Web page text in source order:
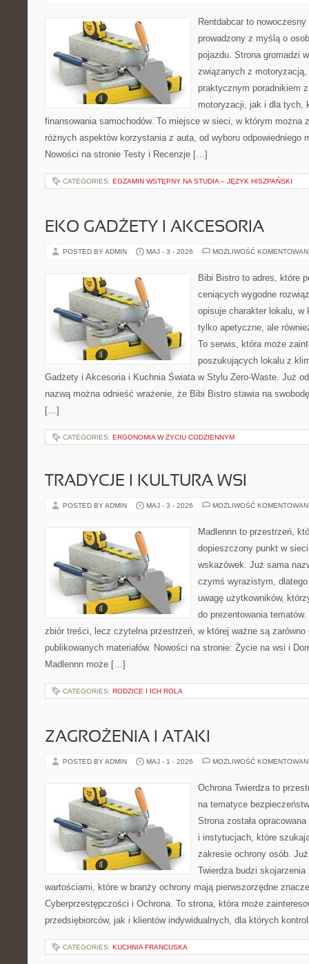
Rentdabcar to
prowadzony z myślą o
pojazdu. Strona gromadzi
związanych z
praktycznym poradnikiem
motoryzacji, jak i dla tych,
finansowania samochodów. To miejsce w sieci, w którym można
różnych aspektów korzystania z auta, od wyboru odpowiedniego
Nowości na stronie Testy i Recenzje […]
CATEGORIES: EGZAMIN WSTĘPNY NA STUDIA – JĘZYK HISZPAŃSKI
EKO GADŻETY I AKCESORIA
POSTED BY ADMIN MAJ - 3 - 2026 MOŻLIWOŚĆ
Bibi Bistro to adres, które
ceniących wygodne
opisuje charakter lokalu, w
tylko apetyczne, ale
To serwis, która może
poszukujących lokalu z
Gadżety i Akcesoria i Kuchnia Świata w Stylu Zero-Waste. Już
nazwą można odnieść wrażenie, że Bibi Bistro stawia na
[…]
CATEGORIES: ERGONOMIA W ŻYCIU CODZIENNYM
TRADYCJE I KULTURA WSI
POSTED BY ADMIN MAJ - 3 - 2026 MOŻLIWOŚĆ
Madlennn to przestrzeń,
dopieszczony punkt w
wskazówek. Już sama
czymś wyrazistym,
uwagę użytkowników,
do prezentowania
zbiór treści, lecz czytelna przestrzeń, w której ważne są
publikowanych materiałów. Nowości na stronie: Życie na wsi i
Madlennn może […]
CATEGORIES: RODZICE I ICH ROLA
ZAGROŻENIA I ATAKI
POSTED BY ADMIN MAJ - 1 - 2026 MOŻLIWOŚĆ
Ochrona Twierdza to
na tematyce
Strona została
i instytucjach, które
zakresie ochrony osób.
Twierdza budzi
wartościami, które w branży ochrony mają pierwszorzędne
Cyberprzestępczości i Ochrona. To strona, która może
przedsiębiorców, jak i klientów indywidualnych, dla których
CATEGORIES: KUCHNIA FRANCUSKA